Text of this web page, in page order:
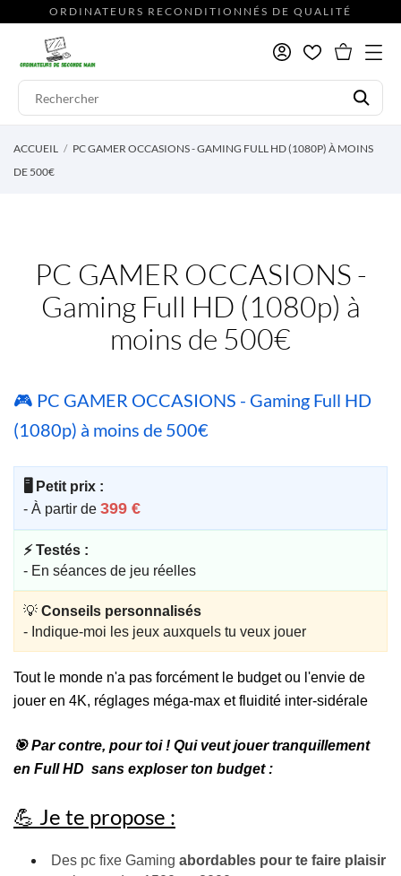
ORDINATEURS RECONDITIONNÉS DE QUALITÉ
ACCUEIL
PC GAMER OCCASIONS - GAMING FULL HD (1080P) À MOINS
DE 500€
PC GAMER OCCASIONS -
Gaming Full HD (1080p) à
moins de 500€
🎮 PC GAMER OCCASIONS - Gaming Full HD
(1080p) à moins de 500€
🖥️ Petit prix :
- À partir de 399 €
⚡ Testés :
- En séances de jeu réelles
💡 Conseils personnalisés
- Indique-moi les jeux auxquels tu veux jouer
Tout le monde n'a pas forcément le budget ou l'envie de
jouer en 4K, réglages méga-max et fluidité inter-sidérale
🎯 Par contre, pour toi ! Qui veut jouer tranquillement
en Full HD sans exploser ton budget :
💪 Je te propose :
Des pc fixe Gaming abordables pour te faire plaisir